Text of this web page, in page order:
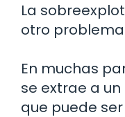
La
otro
En muchas
se extrae a
que puede